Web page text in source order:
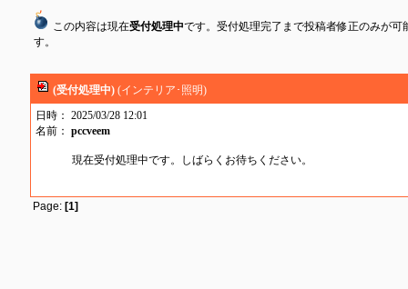
この内容は現在受付処理中です。受付処理完了まで投稿者修正のみが可
す。
(受付処理中)(インテリア･照明)
日時： 2025/03/28 12:01
名前： pccveem
現在受付処理中です。しばらくお待ちください。
Page: [1]